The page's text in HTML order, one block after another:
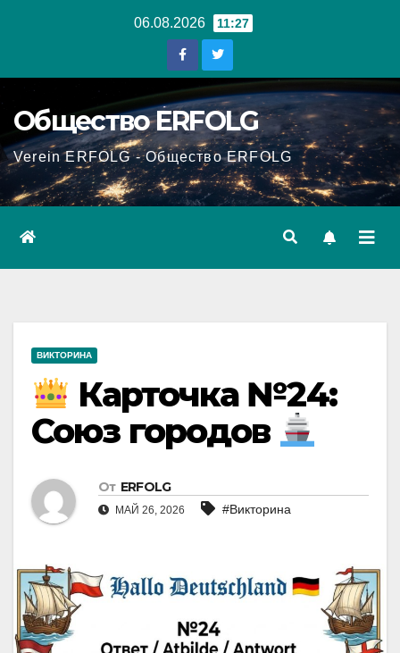
06.08.2026 11:27
Общество ERFOLG
Verein ERFOLG - Общество ERFOLG
ВИКТОРИНА
Карточка №24:
Союз городов
От ERFOLG
МАЙ 26, 2026 #Викторина